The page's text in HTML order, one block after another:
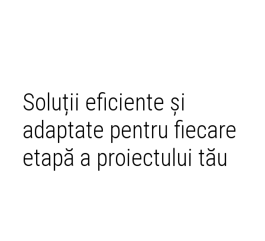
Soluții eficiente și
adaptate pentru fiecare
etapă a proiectului tău